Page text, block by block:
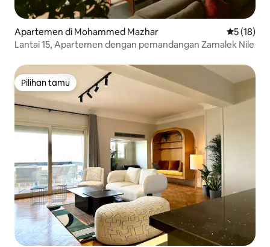
Apartemen di Mohammed Mazhar Nilai rata-
5 (18)
Lantai 15, Apartemen dengan pemandangan Zamalek Nile
Pilihan tamu
Pilihan tamu